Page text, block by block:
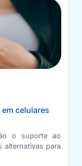
celulares
o suporte ao
alternativas para